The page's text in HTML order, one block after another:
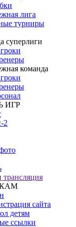
лига
турниры
суперлиги
команда
ИГР
2
сайта
детям
ссылки